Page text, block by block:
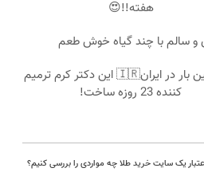
هفته!!😍
و سالم با چند گیاه خوش طعم
برای اولین بار در ایران🇮🇷 این دکتر کرم ترمیم
کننده 23 روزه ساخت!
یک سایت خرید طلا چه مواردی را بررسی کنیم؟